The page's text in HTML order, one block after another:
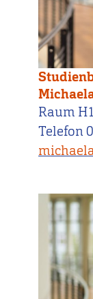
Raum
Telefon